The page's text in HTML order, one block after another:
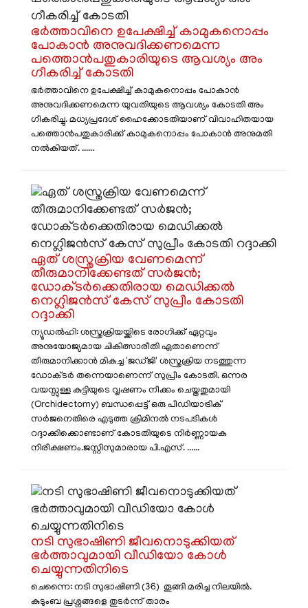
ഭർത്താവിനെ ഉപേക്ഷിച്ച് കാമുകനൊപ്പം
പോകാൻ അനുവദിക്കണമെന്ന
പത്തൊൻപതുകാരിയുടെ ആവശ്യം അം​
ഗീകരിച്ച് കോടതി
ഭർത്താവിനെ ഉപേക്ഷിച്ച് കാമുകനൊപ്പം പോകാൻ
അനുവദിക്കണമെന്ന യുവതിയുടെ ആവശ്യം കോടതി അം​
ഗീകരിച്ചു. മധ്യപ്രദേശ് ഹൈക്കോടതിയാണ് വിവാഹിതയായ
പത്തൊൻപതുകാരിക്ക് കാമുകനൊപ്പം പോകാൻ അനുമതി
നൽകിയത്. ......
ഏത് ശസ്ത്രക്രിയ വേണമെന്ന്
തീരുമാനിക്കേണ്ടത് സർജൻ;
ഡോക്ടർക്കെതിരായ മെഡിക്കൽ
നെഗ്ലിജൻസ് കേസ് സുപ്രീം കോടതി
റദ്ദാക്കി
​ന്യൂഡൽഹി: ശസ്ത്രക്രിയയ്ക്കിടെ രോഗിക്ക് ഏറ്റവും
അനുയോജ്യമായ ചികിത്സാരീതി ഏതാണെന്ന്
തീരുമാനിക്കാൻ മികച്ച 'ജഡ്ജി' ശസ്ത്രക്രിയ നടത്തുന്ന
ഡോക്ടർ തന്നെയാണെന്ന് സുപ്രീം കോടതി. ഒന്നര
വയസ്സുള്ള കുട്ടിയുടെ വൃഷണം നീക്കം ചെയ്തതുമായി
(Orchidectomy) ബന്ധപ്പെട്ട് ഒരു പീഡിയാട്രിക്
സർജനെതിരെ എടുത്ത ക്രിമിനൽ നടപടികൾ
റദ്ദാക്കിക്കൊണ്ടാണ് കോടതിയുടെ നിർണ്ണായക
നിരീക്ഷണം. ​ജസ്റ്റിസുമാരായ പി.എസ്. ......
നടി സുഭാഷിണി ജീവനൊടുക്കിയത്
ഭർത്താവുമായി വീഡിയോ കോൾ
ചെയ്യുന്നതിനിടെ
ചെന്നൈ: നടി സുഭാഷിണി (36) തൂങ്ങി മരിച്ച നിലയിൽ.
കുടുംബ പ്രശ്നങ്ങളെ തുടർന്ന് താരം